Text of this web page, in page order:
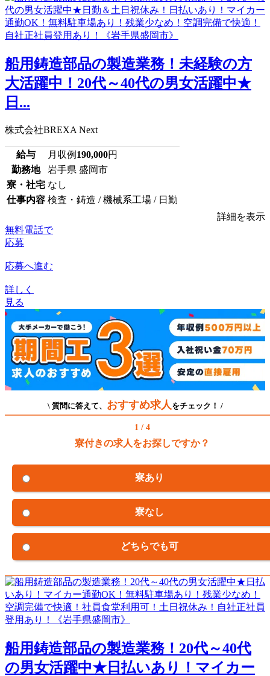
船用鋳造部品の製造業務！未経験の方
大活躍中！20代～40代の男女活躍中★
日...
株式会社BREXA Next
給与 月収例 190,000円
勤務地
岩手県 盛岡市
寮・社宅 なし
仕事内容 検査・鋳造 / 機械系工場 / 日勤
詳細を表示
無料電話で
応募
応募へ進む
詳しく
見る
\ 質問に答えて、 おすすめ求人 をチェック！ /
1 / 4
寮付きの求人をお探しですか？
寮あり
寮なし
どちらでも可
船用鋳造部品の製造業務！20代～40代
の男女活躍中★日払いあり！マイカー